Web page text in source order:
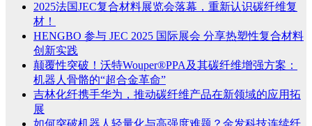
2025法国JEC复合材料展览会落幕，重新认识碳纤维复
材！
HENGBO 参与 JEC 2025 国际展会 分享热塑性复合材料
创新实践
颠覆性突破！沃特Wouper®PPA及其碳纤维增强方案：
机器人骨骼的“超合金革命”
吉林化纤携手华为，推动碳纤维产品在新领域的应用拓
展